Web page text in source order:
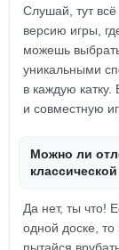
Слушай, тут
версию игры,
можешь
уникальными
в каждую
и совместную
Можно ли
Да нет, ты что!
одной доске,